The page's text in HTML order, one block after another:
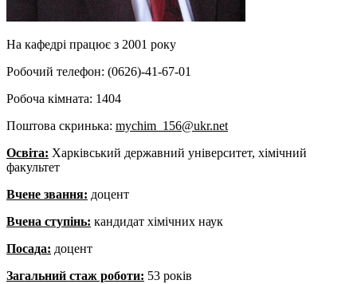
На кафедрі працює з 2001 року
Робочий телефон: (0626)-41-67-01
Робоча кімната: 1404
Поштова скринька: mychim_156@ukr.net
Освіта: Харківський державний університет, хімічний
факультет
Вчене звання: доцент
Вчена ступінь: кандидат хімічних наук
Посада: доцент
Загальний стаж роботи: 53 років